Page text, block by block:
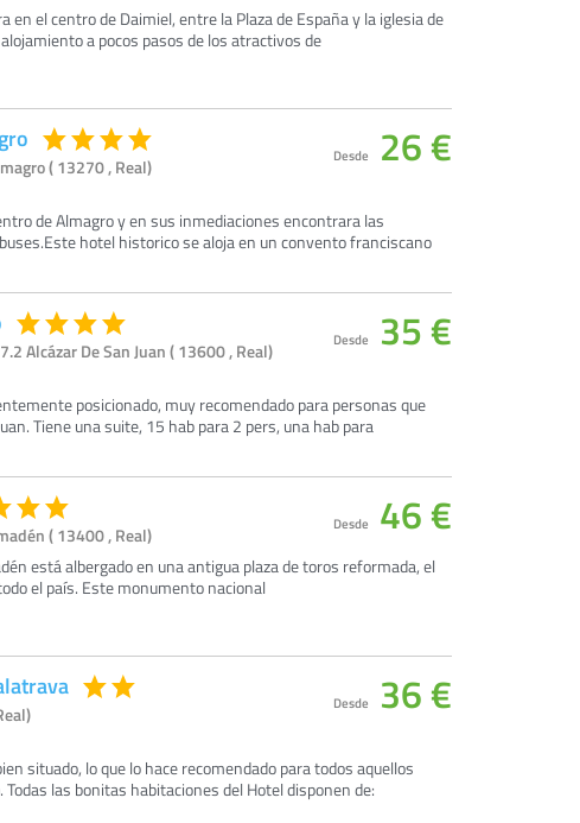
en el centro de Daimiel, entre la Plaza de España y la iglesia de
a pocos pasos de los atractivos de
( 13270 , Real)
de Almagro y en sus inmediaciones encontrara las
hotel historico se aloja en un convento franciscano
Desde 26 €
Alcázar De San Juan ( 13600 , Real)
posicionado, muy recomendado para personas que
Tiene una suite, 15 hab para 2 pers, una hab para
Desde 35 €
( 13400 , Real)
está albergado en una antigua plaza de toros reformada, el
el país. Este monumento nacional
Desde 46 €
situado, lo que lo hace recomendado para todos aquellos
las bonitas habitaciones del Hotel disponen de:
Desde 36 €